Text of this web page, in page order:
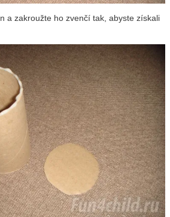
a zakroužte ho zvenčí tak, abyste získali